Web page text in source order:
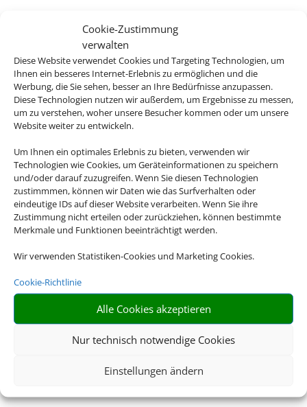
Cookie-Zustimmung
verwalten
Diese Website verwendet Cookies und Targeting Technologien, um
Ihnen ein besseres Internet-Erlebnis zu ermöglichen und die
Werbung, die Sie sehen, besser an Ihre Bedürfnisse anzupassen.
Diese Technologien nutzen wir außerdem, um Ergebnisse zu messen,
um zu verstehen, woher unsere Besucher kommen oder um unsere
Website weiter zu entwickeln.
Um Ihnen ein optimales Erlebnis zu bieten, verwenden wir
Technologien wie Cookies, um Geräteinformationen zu speichern
und/oder darauf zuzugreifen. Wenn Sie diesen Technologien
zustimmmen, können wir Daten wie das Surfverhalten oder
eindeutige IDs auf dieser Website verarbeiten. Wenn Sie ihre
Zustimmung nicht erteilen oder zurückziehen, können bestimmte
Merkmale und Funktionen beeinträchtigt werden.
Wir verwenden Statistiken-Cookies und Marketing Cookies.
Cookie-Richtlinie
Alle Cookies akzeptieren
Nur technisch notwendige Cookies
Einstellungen ändern